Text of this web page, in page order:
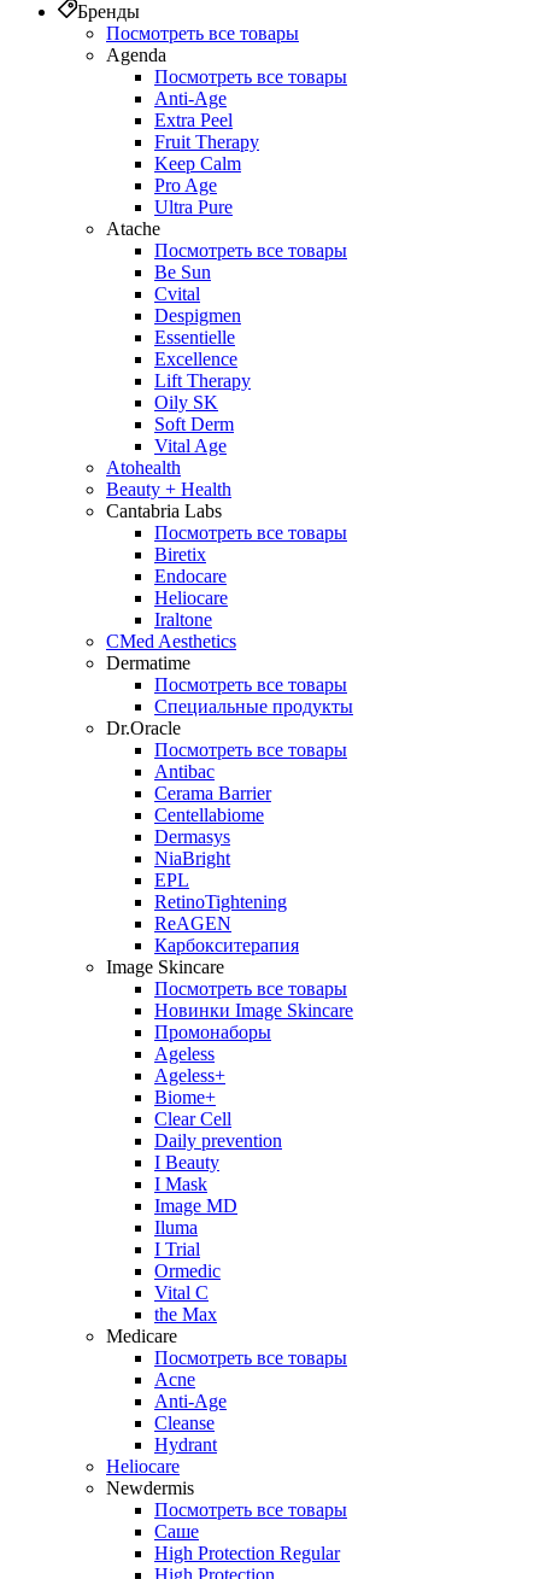
Бренды
Посмотреть все товары
Agenda
Посмотреть все товары
Anti‑Age
Extra Peel
Fruit Therapy
Keep Calm
Pro Age
Ultra Pure
Atache
Посмотреть все товары
Be Sun
Cvital
Despigmen
Essentielle
Excellence
Lift Therapy
Oily SK
Soft Derm
Vital Age
Atohealth
Beauty + Health
Cantabria Labs
Посмотреть все товары
Biretix
Endocare
Heliocare
Iraltone
CMed Aesthetics
Dermatime
Посмотреть все товары
Специальные продукты
Dr.Oracle
Посмотреть все товары
Antibac
Cerama Barrier
Centellabiome
Dermasys
NiaBright
EPL
RetinoTightening
ReAGEN
Карбокситерапия
Image Skincare
Посмотреть все товары
Новинки Image Skincare
Промонаборы
Ageless
Ageless+
Biome+
Clear Cell
Daily prevention
I Beauty
I Mask
Image MD
Iluma
I Trial
Ormedic
Vital C
the Max
Medicare
Посмотреть все товары
Acne
Anti‑Age
Cleanse
Hydrant
Heliocare
Newdermis
Посмотреть все товары
Саше
High Protection Regular
High Protection